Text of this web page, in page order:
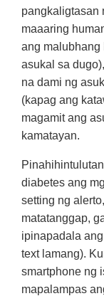
pangkaligtasan
maaaring
ang malubhang
asukal sa
na dami ng
(kapag ang
magamit ang
kamatayan.
diabetes ang
setting ng
matatanggap,
ipinapadala
text lamang).
smartphone ng
mapalampas